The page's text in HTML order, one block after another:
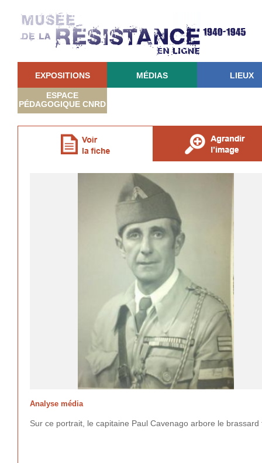
EXPOSITIONS MÉDIAS LIEUX
ESPACE
PÉDAGOGIQUE CNRD
Analyse média
Sur ce portrait, le capitaine Paul Cavenago arbore le